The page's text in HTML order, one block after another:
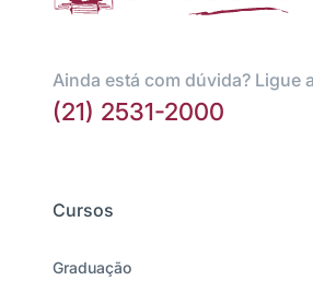
Ainda está com dúvida? Ligue
(21) 2531-2000
Cursos
Graduação